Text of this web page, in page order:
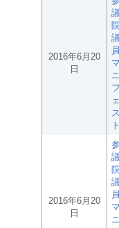
2016年6月20
日
員
マ
ニ
フ
ェ
ス
ト
2016年6月20
日
参
員
マ
ニ